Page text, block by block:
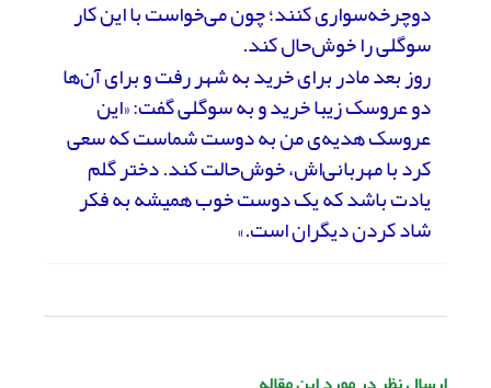
دوچرخه‌سواری کنند؛ چون می‌خواست با این کار
سوگلی را خوش‌حال کند.
روز بعد مادر برای خرید به شهر رفت و برای آن‌ها
دو عروسک زیبا خرید و به سوگلی گفت: «این
عروسک هدیه‌ی من به دوست شماست که سعی
کرد با مهربانی‌اش، خوش‌حالت کند. دختر گلم
یادت باشد که یک دوست خوب همیشه به فکر
شاد کردن دیگران است.»